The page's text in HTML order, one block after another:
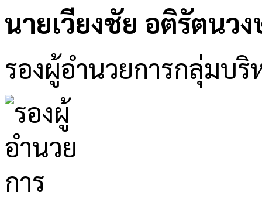
นายเวียงชัย อติรัตนว
รองผู้อำนวยการกลุ่มบริ